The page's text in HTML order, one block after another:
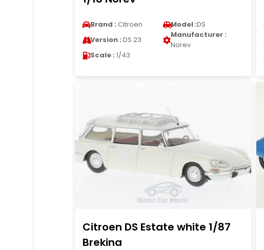
Brand : Citroen Model :DS
Version : DS 23
Manufacturer :
Norev
Scale : 1/43
Citroen DS Estate white 1/87
Brekina